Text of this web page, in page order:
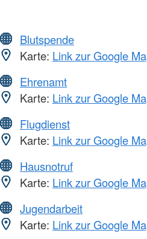
Blutspende
Karte: Link zur Google
Ehrenamt
Karte: Link zur Google
Flugdienst
Karte: Link zur Google
Hausnotruf
Karte: Link zur Google
Jugendarbeit
Karte: Link zur Google